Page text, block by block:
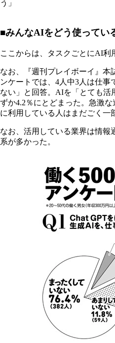
う」
■みんなAIをどう使ってい
ここからは、タスクごとにAI利
なお、『週刊プレイボーイ』本
ンケートでは、4人中3人は仕
ない」と回答。AIを「とても活
ずか4.2％にとどまった。急激
に利用している人はまだごく一
なお、活用している業界は情報
系が多かった。